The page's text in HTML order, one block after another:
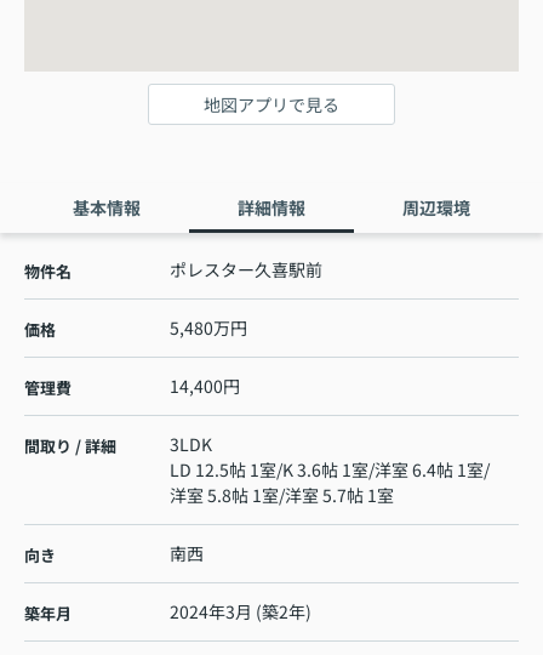
地図アプリで見る
基本情報 詳細情報 周辺環境
物件名 ポレスター久喜駅前
価格 5,480万円
管理費 14,400円
間取り / 詳細
3LDK
LD 12.5帖 1室/K 3.6帖 1室/洋室 6.4帖 1室/
洋室 5.8帖 1室/洋室 5.7帖 1室
向き 南西
築年月 2024年3月 (築2年)